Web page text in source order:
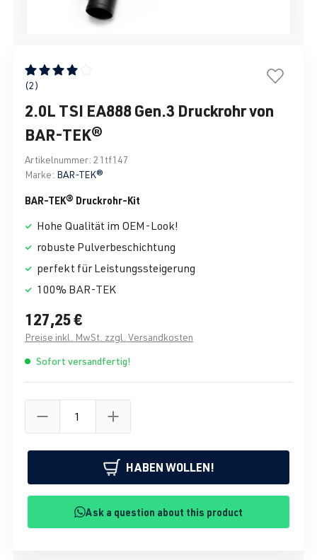
Durchschnittliche Bewertung von 4 von 5 Sternen
(2)
2.0L TSI EA888 Gen.3 Druckrohr von
BAR-TEK®
Artikelnummer: 21tf147
Marke: BAR-TEK®
BAR-TEK® Druckrohr-Kit
Hohe Qualität im OEM-Look!
robuste Pulverbeschichtung
perfekt für Leistungssteigerung
100% BAR-TEK
127,25 €
Preise inkl. MwSt. zzgl. Versandkosten
Sofort versandfertig!
HABEN WOLLEN!
Ask a question about this product